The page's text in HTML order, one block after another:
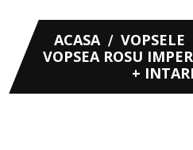
ACASA VOPSELE
VOPSEA ROSU
+